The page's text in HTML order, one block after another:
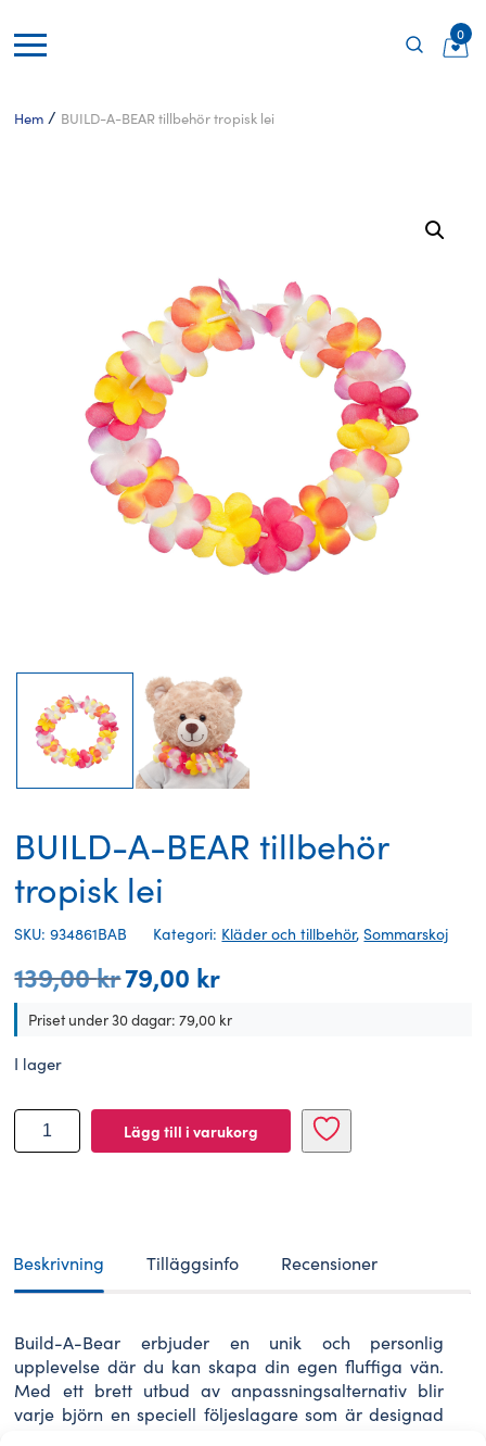
0
Hem / BUILD-A-BEAR tillbehör tropisk lei
BUILD-A-BEAR tillbehör
tropisk lei
SKU: 934861BAB Kategori: Kläder och tillbehör,Sommarskoj
139,00krDet
ursprungliga
priset
79,00 krDet
priset
Priset under 30 dagar:79,00 kr
I lager
BUILD-
A-
mängd
Lägg till i varukorg
Beskrivning Tilläggsinfo Recensioner
Build-A-Bear erbjuder en unik och personlig
upplevelse där du kan skapa din egen fluffiga vän.
Med ett brett utbud av anpassningsalternativ blir
varje björn en speciell följeslagare som är designad